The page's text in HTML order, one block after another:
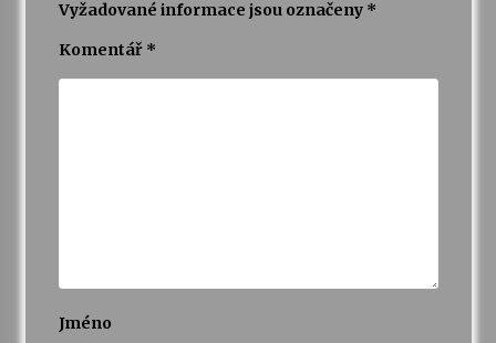
Vyžadované informace jsou označeny *
Komentář *
Jméno